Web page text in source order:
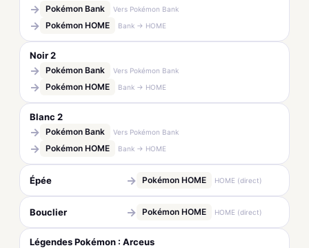
→ Pokémon Bank Vers Pokémon Bank
→ Pokémon HOME Bank → HOME
Noir 2
→ Pokémon Bank Vers Pokémon Bank
→ Pokémon HOME Bank → HOME
Blanc 2
→ Pokémon Bank Vers Pokémon Bank
→ Pokémon HOME Bank → HOME
Épée → Pokémon HOME HOME (direct)
Bouclier → Pokémon HOME HOME (direct)
Légendes Pokémon : Arceus